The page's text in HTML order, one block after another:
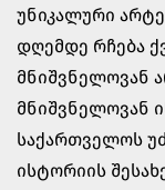
უნიკალური
დღემდე რჩება
მნიშვნელოვან
მნიშვნელოვან
საქართველოს
ისტორიის